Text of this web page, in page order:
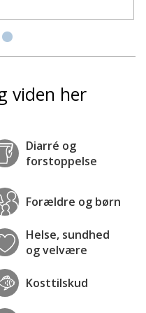
viden her
Diarré og
forstoppelse
Forældre og børn
Helse, sundhed
og velvære
Kosttilskud